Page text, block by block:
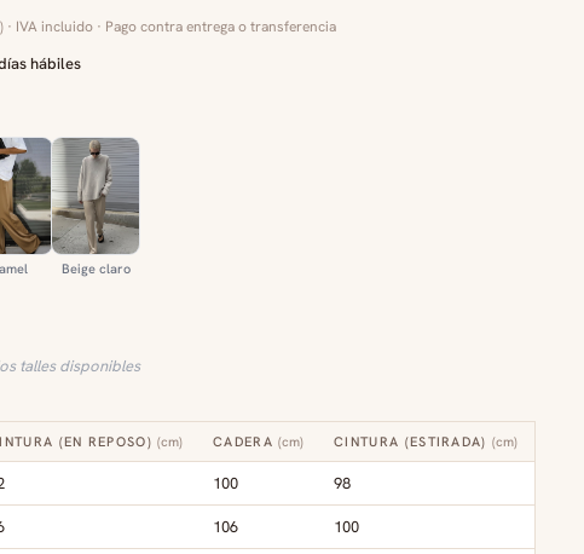
· IVA incluido · Pago contra entrega o transferencia
hábiles
Beige claro
talles disponibles
(EN REPOSO) (cm) CADERA (cm) CINTURA (ESTIRADA) (cm)
100 98
106 100